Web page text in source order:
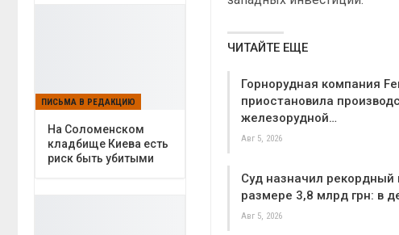
ЧИТАЙТЕ ЕЩЕ
Горнорудная компания
приостановила
железорудной…
Авг 5, 2026
Суд назначил рекордный
размере 3,8 млрд грн: в
Авг 5, 2026
ПИСЬМА В РЕДАКЦИЮ
На Соломенском
кладбище Киева есть
риск быть убитыми